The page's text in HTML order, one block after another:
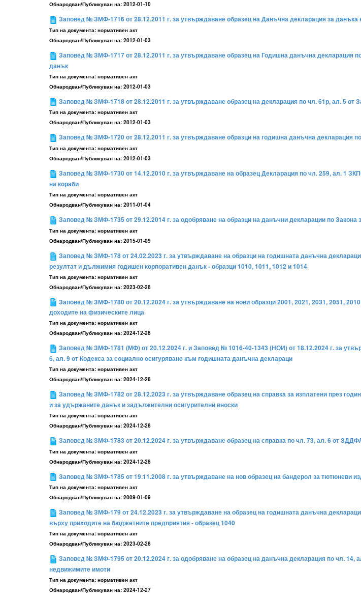
Обнародван/Публикуван на: 2012-01-10
Заповед № ЗМФ-1716 от 28.12.2011 г. за утвърждаване образец на Данъчна декларация за
Тип на документа: нормативен акт
Обнародван/Публикуван на: 2012-01-03
Заповед № ЗМФ-1717 от 28.12.2011 г. за утвърждаване образец на Годишна данъчна
данък
Тип на документа: нормативен акт
Обнародван/Публикуван на: 2012-01-03
Заповед № ЗМФ-1718 от 28.12.2011 г. за утвърждаване образец на декларация по чл. 61р, ал. 5 от
Тип на документа: нормативен акт
Обнародван/Публикуван на: 2012-01-03
Заповед № ЗМФ-1720 от 28.12.2011 г. за утвърждаване образци на годишна данъчна декларация
Тип на документа: нормативен акт
Обнародван/Публикуван на: 2012-01-03
Заповед № ЗМФ-1730 от 14.12.2010 г. за утвърждаване на образец Декларация по чл. 259, ал. 1
на кораби
Тип на документа: нормативен акт
Обнародван/Публикуван на: 2011-01-04
Заповед № ЗМФ-1735 от 29.12.2014 г. за одобряване на образци на данъчни декларации по Закона
Тип на документа: нормативен акт
Обнародван/Публикуван на: 2015-01-09
Заповед № ЗМФ-178 от 24.02.2023 г. за утвърждаване на образци на годишната данъчна
резултат и дължимия годишен корпоративен данък - образци 1010, 1011, 1012 и 1014
Тип на документа: нормативен акт
Обнародван/Публикуван на: 2023-02-28
Заповед № ЗМФ-1780 от 20.12.2024 г. за утвърждаване на нови образци 2001, 2021, 2031, 2051,
доходите на физическите лица
Тип на документа: нормативен акт
Обнародван/Публикуван на: 2024-12-28
Заповед № ЗМФ-1781 (МФ) от 20.12.2024 г. и Заповед № 1016-40-1343 (НОИ) от 18.12.2024 г. за
6, ал. 9 от Кодекса за социално осигуряване към годишната данъчна деклараци
Тип на документа: нормативен акт
Обнародван/Публикуван на: 2024-12-28
Заповед № ЗМФ-1782 от 28.12.2023 г. за утвърждаване образец на справка за изплатени през
и за удържаните данък и задължителни осигурителни вноски
Тип на документа: нормативен акт
Обнародван/Публикуван на: 2024-12-28
Заповед № ЗМФ-1783 от 20.12.2024 г. за утвърждаване образец на справка по чл. 73, ал. 6 от
Тип на документа: нормативен акт
Обнародван/Публикуван на: 2024-12-28
Заповед № ЗМФ-1785 от 19.11.2008 г. за утвърждаване на нов образец на бандерол за тютюневи
Тип на документа: нормативен акт
Обнародван/Публикуван на: 2009-01-09
Заповед № ЗМФ-179 от 24.12.2023 г. за утвърждаване на образец на годишната данъчна
върху приходите на бюджетните предприятия - образец 1040
Тип на документа: нормативен акт
Обнародван/Публикуван на: 2023-02-28
Заповед № ЗМФ-1795 от 20.12.2024 г. за одобряване на образец на данъчна декларация по чл. 14,
недвижимите имоти
Тип на документа: нормативен акт
Обнародван/Публикуван на: 2024-12-27